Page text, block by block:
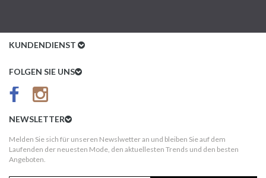
KUNDENDIENST
Kundenservice
AGB
Kundeninformationen
FOLGEN SIE UNS
NEWSLETTER
Melden Sie sich für unseren Newslwetter an und bleiben Sie auf dem
Laufenden der neuesten Mode, den aktuellesten Trends und den besten
Angeboten.